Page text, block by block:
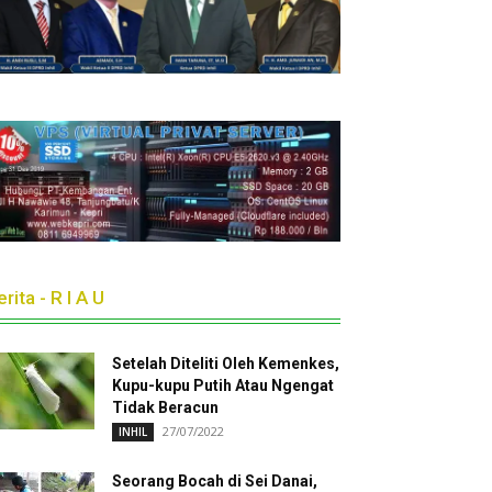
- R I A U
Setelah Diteliti Oleh Kemenkes,
Kupu-kupu Putih Atau Ngengat
Tidak Beracun
INHIL 27/07/2022
Seorang Bocah di Sei Danai,